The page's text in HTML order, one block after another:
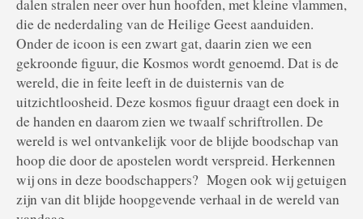
dalen stralen neer over hun hoofden, met kleine vlammen,
die de nederdaling van de Heilige Geest aanduiden.
Onder de icoon is een zwart gat, daarin zien we een
gekroonde figuur, die Kosmos wordt genoemd. Dat is de
wereld, die in feite leeft in de duisternis van de
uitzichtloosheid. Deze kosmos figuur draagt een doek in
de handen en daarom zien we twaalf schriftrollen. De
wereld is wel ontvankelijk voor de blijde boodschap van
hoop die door de apostelen wordt verspreid. Herkennen
wij ons in deze boodschappers? Mogen ook wij getuigen
zijn van dit blijde hoopgevende verhaal in de wereld van